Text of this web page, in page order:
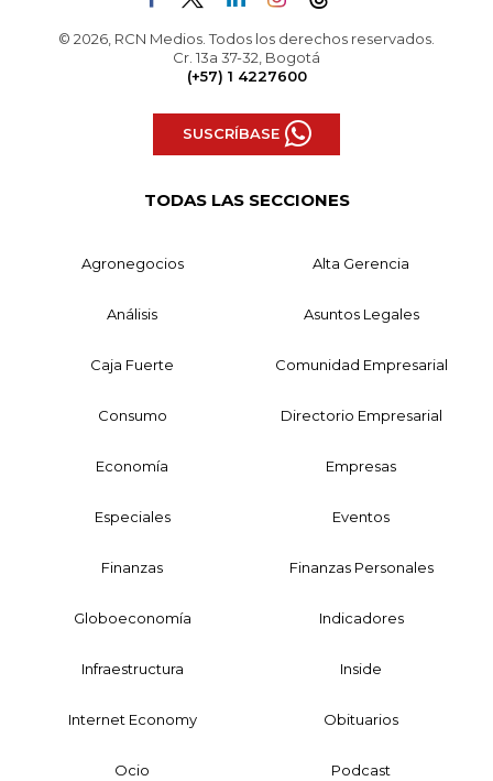
© 2026, RCN Medios. Todos los derechos reservados.
Cr. 13a 37-32, Bogotá
(+57) 1 4227600
SUSCRÍBASE
TODAS LAS SECCIONES
Agronegocios Alta Gerencia
Análisis Asuntos Legales
Caja Fuerte Comunidad Empresarial
Consumo Directorio Empresarial
Economía Empresas
Especiales Eventos
Finanzas Finanzas Personales
Globoeconomía Indicadores
Infraestructura Inside
Internet Economy Obituarios
Ocio Podcast